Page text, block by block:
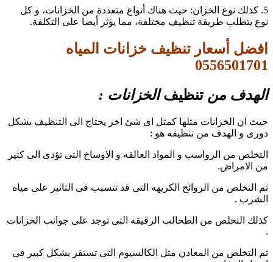
5. كذلك نوع الخزان: حيث هناك أنواع متعددة من الخزانات، و كل
نوع يتطلب طريقة تنظيف مختلفة، مما يؤثر أيضا على التكلفة.
افضل أسعار تنظيف خزانات المياه
0556501701
الهدف من تنظيفالخزانات :
حيث ان الخزانات مثلها كمثل اى شئ اخر يحتاج الى التنظيف بشكل
دورى و الهدف من تنظيفه هو :
التخلص من الرواسب و المواد العالقه و الاوساخ التى تؤدى الى كثير
من الامراض.
ثم التخلص من الروائح الكريهه التى قد تتسبب فى التاثير على مياه
الشرب .
كذلك التخلص من الطحالب الرقيقه التى توجد على جوانب الخزانات
.
ثم التخلص من المعادن مثل الكالسيوم التى تستقر بشكل كبير فى